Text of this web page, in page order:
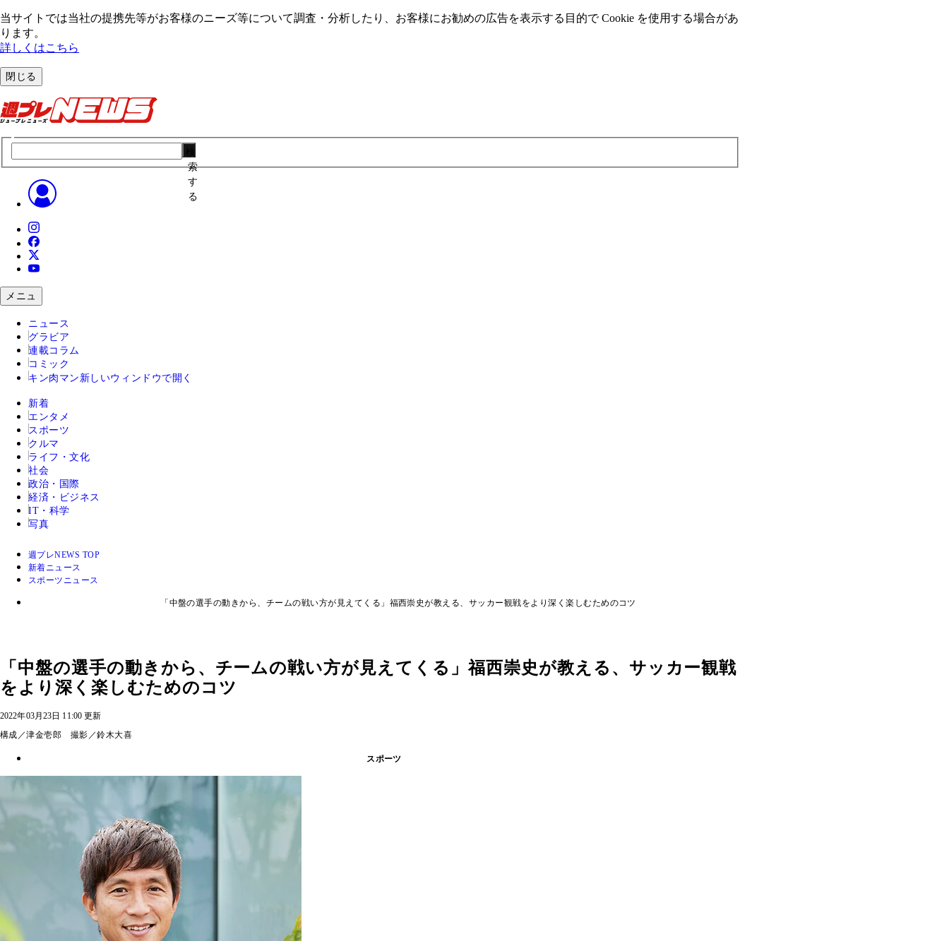
当サイトでは当社の提携先等がお客様のニーズ等について調査・分析したり、お客様にお勧めの広告を表⽰する⽬的で Cookie を使⽤する場合があ
ります。
詳しくはこちら
閉じる
索
す
る
メニュ
ニュース
グラビア
連載コラム
コミック
キン肉マン 新しいウィンドウで開く
新着
エンタメ
スポーツ
クルマ
ライフ・文化
社会
政治・国際
経済・ビジネス
IT・科学
写真
週プレNEWS TOP
新着ニュース
スポーツニュース
「中盤の選手の動きから、チームの戦い方が見えてくる」福西崇史が教える、サッカー観戦をより深く楽しむためのコツ
「中盤の選手の動きから、チームの戦い方が見えてくる」福西崇史が教える、サッカー観戦
をより深く楽しむためのコツ
2022年03月23日 11:00 更新
構成／津金壱郎 撮影／鈴木大喜
スポーツ